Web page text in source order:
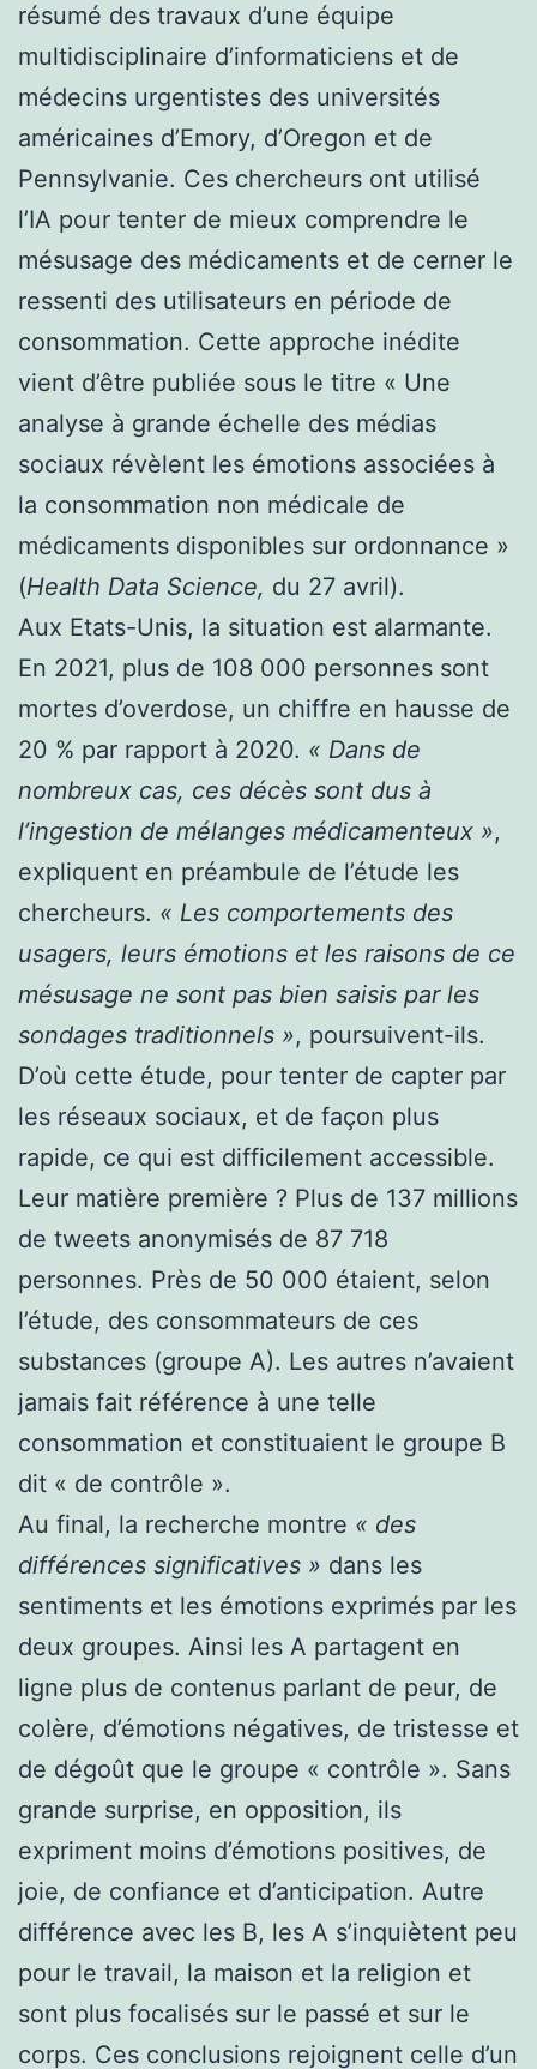
résumé des travaux d’une équipe
multidisciplinaire d’informaticiens et de
médecins urgentistes des universités
américaines d’Emory, d’Oregon et de
Pennsylvanie. Ces chercheurs ont utilisé
l’IA pour tenter de mieux comprendre le
mésusage des médicaments et de cerner le
ressenti des utilisateurs en période de
consommation. Cette approche inédite
vient d’être publiée sous le titre « Une
analyse à grande échelle des médias
sociaux révèlent les émotions associées à
la consommation non médicale de
médicaments disponibles sur ordonnance »
(Health Data Science, du 27 avril).
Aux Etats-Unis, la situation est alarmante.
En 2021, plus de 108 000 personnes sont
mortes d’overdose, un chiffre en hausse de
20 % par rapport à 2020. « Dans de
nombreux cas, ces décès sont dus à
l’ingestion de mélanges médicamenteux »,
expliquent en préambule de l’étude les
chercheurs. « Les comportements des
usagers, leurs émotions et les raisons de ce
mésusage ne sont pas bien saisis par les
sondages traditionnels », poursuivent-ils.
D’où cette étude, pour tenter de capter par
les réseaux sociaux, et de façon plus
rapide, ce qui est difficilement accessible.
Leur matière première ? Plus de 137 millions
de tweets anonymisés de 87 718
personnes. Près de 50 000 étaient, selon
l’étude, des consommateurs de ces
substances (groupe A). Les autres n’avaient
jamais fait référence à une telle
consommation et constituaient le groupe B
dit « de contrôle ».
Au final, la recherche montre « des
différences significatives » dans les
sentiments et les émotions exprimés par les
deux groupes. Ainsi les A partagent en
ligne plus de contenus parlant de peur, de
colère, d’émotions négatives, de tristesse et
de dégoût que le groupe « contrôle ». Sans
grande surprise, en opposition, ils
expriment moins d’émotions positives, de
joie, de confiance et d’anticipation. Autre
différence avec les B, les A s’inquiètent peu
pour le travail, la maison et la religion et
sont plus focalisés sur le passé et sur le
corps. Ces conclusions rejoignent celle d’un